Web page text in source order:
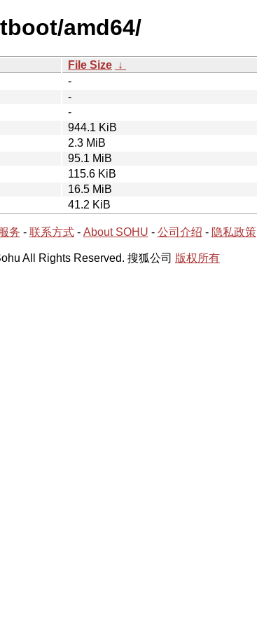
amd64/
File Size ↓
-
-
-
944.1 KiB
2.3 MiB
95.1 MiB
115.6 KiB
16.5 MiB
41.2 KiB
务 - 联系方式- About SOHU - 公司介绍 - 隐私政策
All Rights Reserved. 搜狐公司 版权所有